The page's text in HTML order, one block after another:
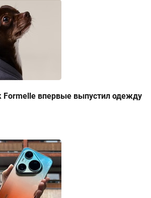
Formelle впервые выпустил одежду